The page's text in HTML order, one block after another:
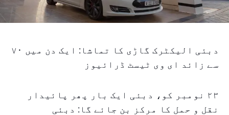
دبئی الیکٹرک گاڑی کا تماشا: ایک دن میں ۷۰
سے زائد ای وی ٹیسٹ ڈرائیوز
۲۳ نومبر کو، دبئی ایک بار پھر پائیدار
نقل و حمل کا مرکز بن جائے گا: دبئی